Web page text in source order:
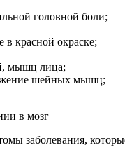
головной боли;
в красной окраске;
мышц лица;
шейных мышц;
заболевания,